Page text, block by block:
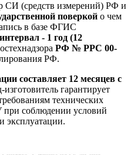
СИ (средств измерений) РФ и
поверкой о чем
в базе ФГИС
- 1 год (12
РФ № РРС 00-
РФ.
составляет 12 месяцев с
изготовитель гарантирует
технических
соблюдении условий
эксплуатации.